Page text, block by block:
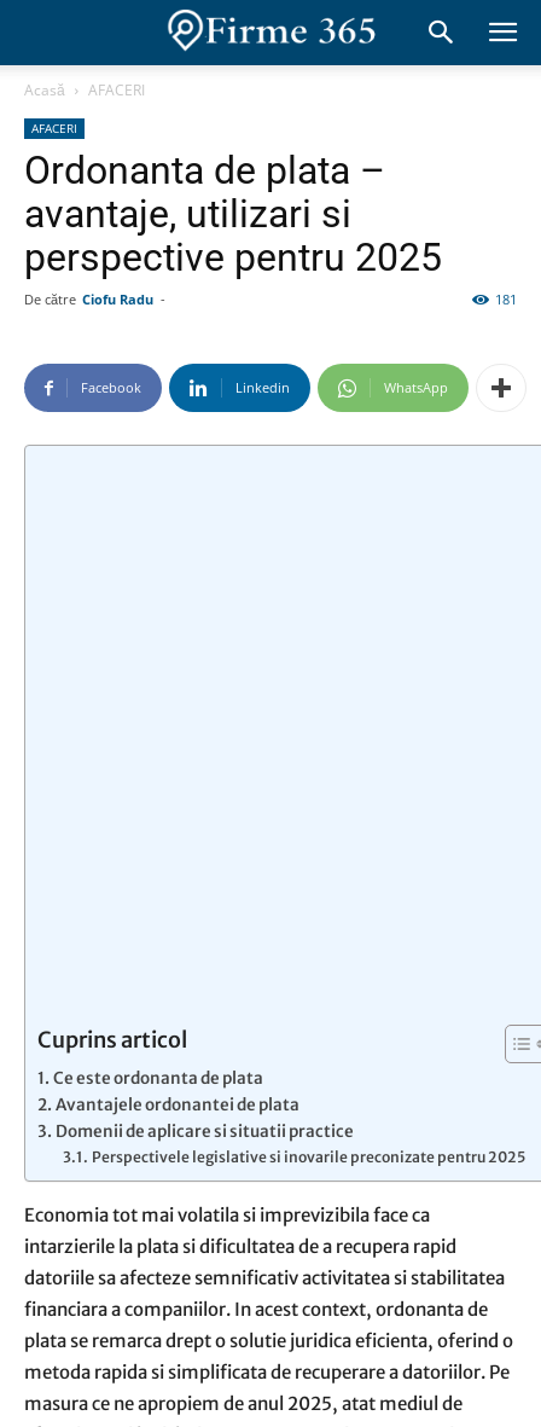
Acasă AFACERI
AFACERI
Ordonanta de plata –
avantaje, utilizari si
perspective pentru 2025
De către Ciofu Radu - 181
Facebook Linkedin WhatsApp
Cuprins articol
Ce este ordonanta de plata
Avantajele ordonantei de plata
Domenii de aplicare si situatii practice
Perspectivele legislative si inovarile preconizate pentru 2025
Economia tot mai volatila si imprevizibila face ca
intarzierile la plata si dificultatea de a recupera rapid
datoriile sa afecteze semnificativ activitatea si stabilitatea
financiara a companiilor. In acest context, ordonanta de
plata se remarca drept o solutie juridica eficienta, oferind o
metoda rapida si simplificata de recuperare a datoriilor. Pe
masura ce ne apropiem de anul 2025, atat mediul de